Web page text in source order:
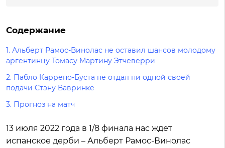
Содержание
1. Альберт Рамос-Винолас не оставил шансов молодому
аргентинцу Томасу Мартину Этчеверри
2. Пабло Каррено-Буста не отдал ни одной своей
подачи Стэну Вавринке
3. Прогноз на матч
13 июля 2022 года в 1/8 финала нас ждет
испанское дерби – Альберт Рамос-Винолас